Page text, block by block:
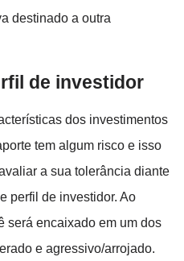
destinado a outra
de investidor
dos investimentos
tem algum risco e isso
a sua tolerância diante
perfil de investidor. Ao
será encaixado em um dos
e agressivo/arrojado.